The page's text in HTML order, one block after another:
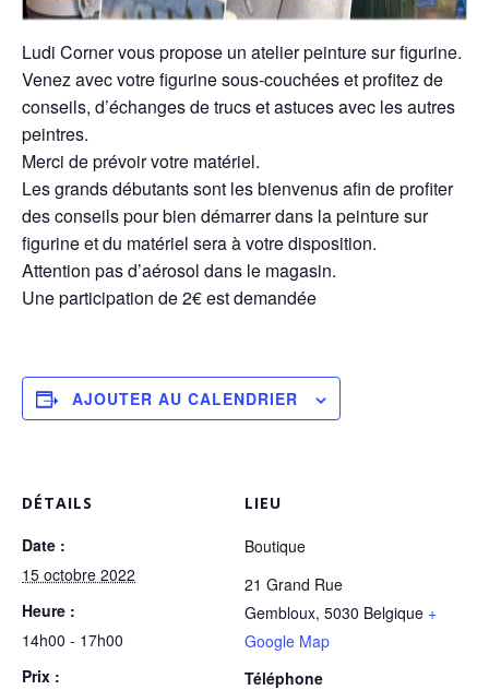
Ludi Corner vous propose un atelier peinture sur figurine.
Venez avec votre figurine sous-couchées et profitez de
conseils, d’échanges de trucs et astuces avec les autres
peintres.
Merci de prévoir votre matériel.
Les grands débutants sont les bienvenus afin de profiter
des conseils pour bien démarrer dans la peinture sur
figurine et du matériel sera à votre disposition.
Attention pas d’aérosol dans le magasin.
Une participation de 2€ est demandée
AJOUTER AU CALENDRIER
DÉTAILS
Date :
15 octobre 2022
Heure :
14h00 - 17h00
Prix :
LIEU
Boutique
21 Grand Rue
Gembloux, 5030 Belgique +
Google Map
Téléphone